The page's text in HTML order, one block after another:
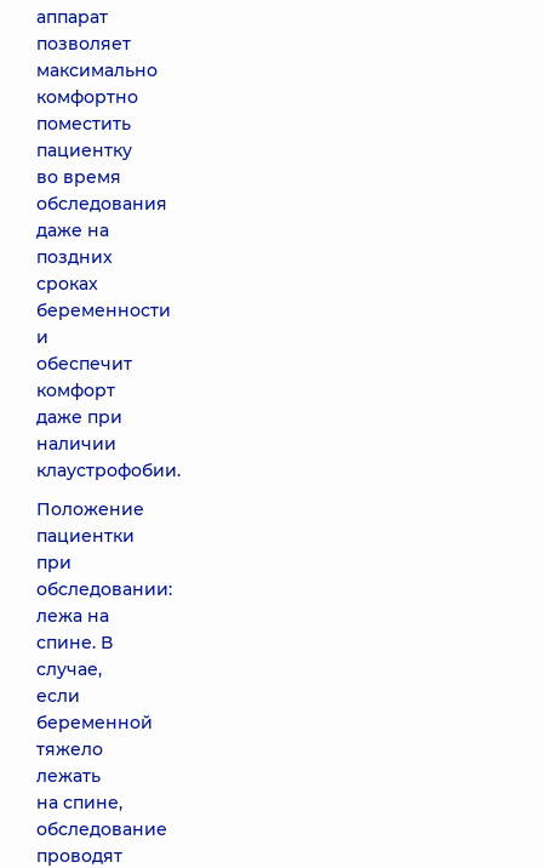
аппарат
позволяет
максимально
комфортно
поместить
пациентку
во время
обследования
даже на
поздних
сроках
беременности
и
обеспечит
комфорт
даже при
наличии
клаустрофобии.
Положение
пациентки
при
обследовании:
лежа на
спине. В
случае,
если
беременной
тяжело
лежать
на спине,
обследование
проводят